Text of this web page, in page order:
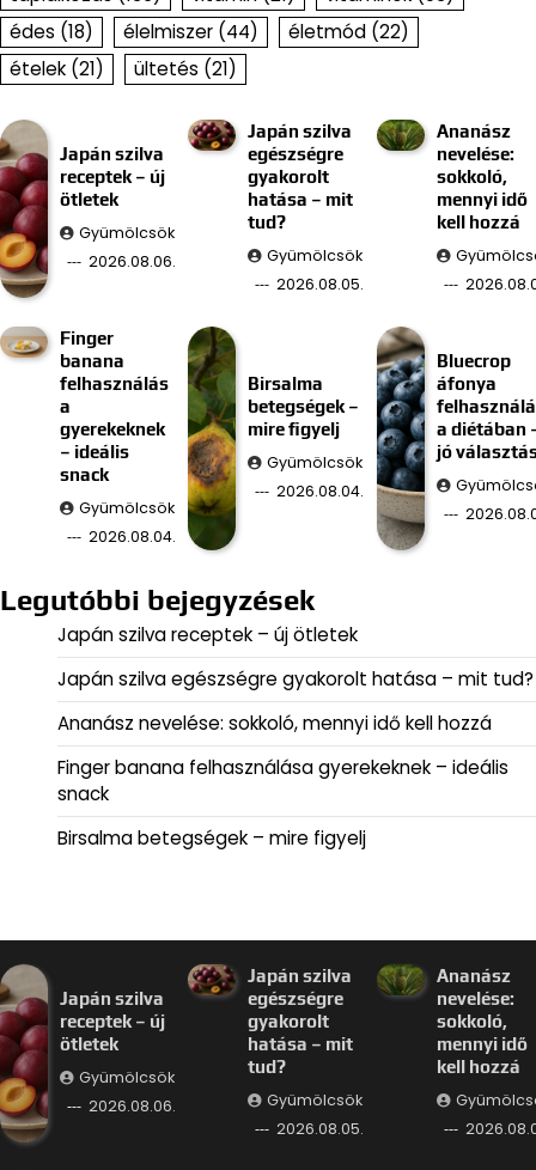
édes (18) élelmiszer (44) életmód (22)
ételek (21) ültetés (21)
Japán szilva
receptek – új
ötletek
Gyümölcsök
2026.08.06.
Japán szilva
egészségre
gyakorolt
hatása – mit
tud?
Gyümölcsök
2026.08.05.
Ananász
nevelése:
sokkoló,
mennyi idő
kell hozzá
Finger
banana
felhasználás
a
gyerekeknek
– ideális
snack
Gyümölcsök
2026.08.04.
Birsalma
betegségek –
mire figyelj
Gyümölcsök
2026.08.04.
Bluecrop
áfonya
a diétában
jó
Legutóbbi bejegyzések
Japán szilva receptek – új ötletek
Japán szilva egészségre gyakorolt hatása – mit tud?
Ananász nevelése: sokkoló, mennyi idő kell hozzá
Finger banana felhasználása gyerekeknek – ideális
snack
Birsalma betegségek – mire figyelj
Japán szilva
receptek – új
ötletek
Gyümölcsök
2026.08.06.
Japán szilva
egészségre
gyakorolt
hatása – mit
tud?
Gyümölcsök
2026.08.05.
Ananász
nevelése:
sokkoló,
mennyi idő
kell hozzá